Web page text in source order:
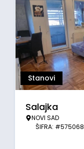
Stanovi
Salajka
NOVI SAD
ŠIFRA: #575068